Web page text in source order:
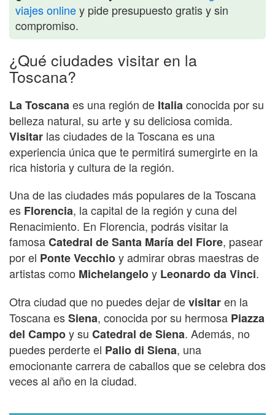
viajes onliney pide presupuesto gratis y sin
compromiso.
¿Qué ciudades visitar en la
Toscana?
La Toscanaes una región de Italiaconocida por su
belleza natural, su arte y su deliciosa comida.
Visitar las ciudades de la Toscana es una
experiencia única que te permitirá sumergirte en la
rica historia y cultura de la región.
Una de las ciudades más populares de la Toscana
es Florencia, la capital de la región y cuna del
Renacimiento. En Florencia, podrás visitar la
famosaCatedral de Santa María del Fiore, pasear
por el Ponte Vecchioy admirar obras maestras de
artistas como Michelangeloy Leonardo da Vinci.
Otra ciudad que no puedes dejar devisitaren la
Toscana esSiena, conocida por su hermosa Piazza
del Campoy su Catedral de Siena. Además, no
puedes perderte el Palio di Siena, una
emocionante carrera de caballos que se celebra dos
veces al año en la ciudad.